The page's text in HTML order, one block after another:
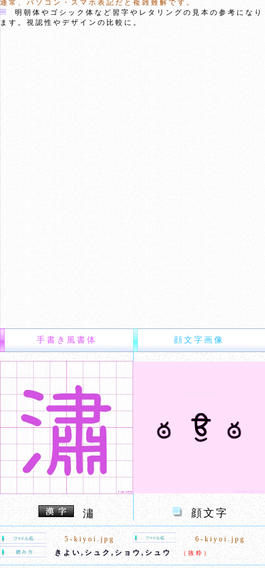
通常、パソコン・スマホ表記だと複雑難解です。
明朝体やゴシック体など習字やレタリングの見本の参考になり
ます。視認性やデザインの比較に。
手書き風書体 顔文字画像
潚 顔文字
5-kiyoi.jpg
6-kiyoi.jpg
きよい,シュク,ショウ,シュウ
（抜粋）